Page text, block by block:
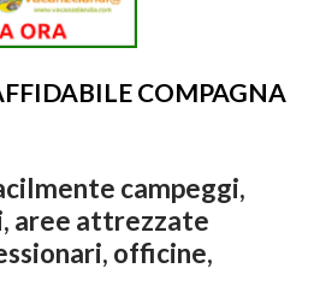
COMPAGNA
campeggi,
aree attrezzate
officine,